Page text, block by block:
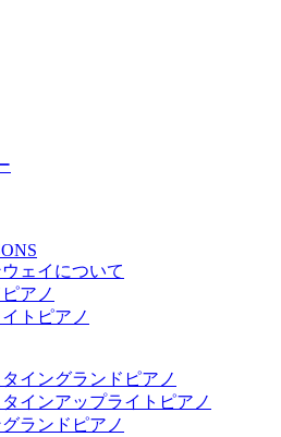
ェイについて
アノ
トピアノ
イングランドピアノ
インアップライトピアノ
ランドピアノ